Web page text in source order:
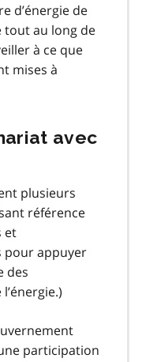
d’énergie de
tout au long de
à ce que
mises à
avec
plusieurs
référence
et
pour appuyer
des
participation